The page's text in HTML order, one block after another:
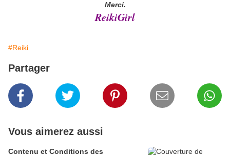
Merci.
ReikiGirl
#Reiki
Partager
Vous aimerez aussi
Contenu et Conditions des